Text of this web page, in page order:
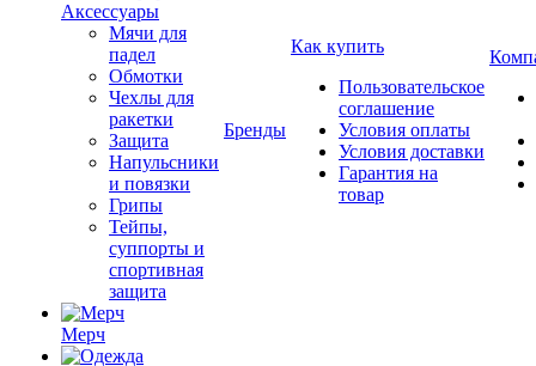
Аксессуары
Мячи для
падел
Обмотки
Чехлы для
ракетки
Защита
Напульсники
и повязки
Грипы
Тейпы,
суппорты и
спортивная
защита
Мерч
Бренды
Как купить
Пользовательское
соглашение
Условия оплаты
Условия доставки
Гарантия на
товар